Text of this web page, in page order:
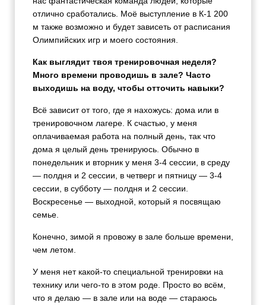
отлично сработались. Моё выступление в К-1 200
м также возможно и будет зависеть от расписания
Олимпийских игр и моего состояния.
Как выглядит твоя тренировочная неделя?
Много времени проводишь в зале? Часто
выходишь на воду, чтобы отточить навыки?
Всё зависит от того, где я нахожусь: дома или в
тренировочном лагере. К счастью, у меня
оплачиваемая работа на полный день, так что
дома я целый день тренируюсь. Обычно в
понедельник и вторник у меня 3-4 сессии, в среду
— полдня и 2 сессии, в четверг и пятницу — 3-4
сессии, в субботу — полдня и 2 сессии.
Воскресенье — выходной, который я посвящаю
семье.
Конечно, зимой я провожу в зале больше времени,
чем летом.
У меня нет какой-то специальной тренировки на
технику или чего-то в этом роде. Просто во всём,
что я делаю — в зале или на воде — стараюсь